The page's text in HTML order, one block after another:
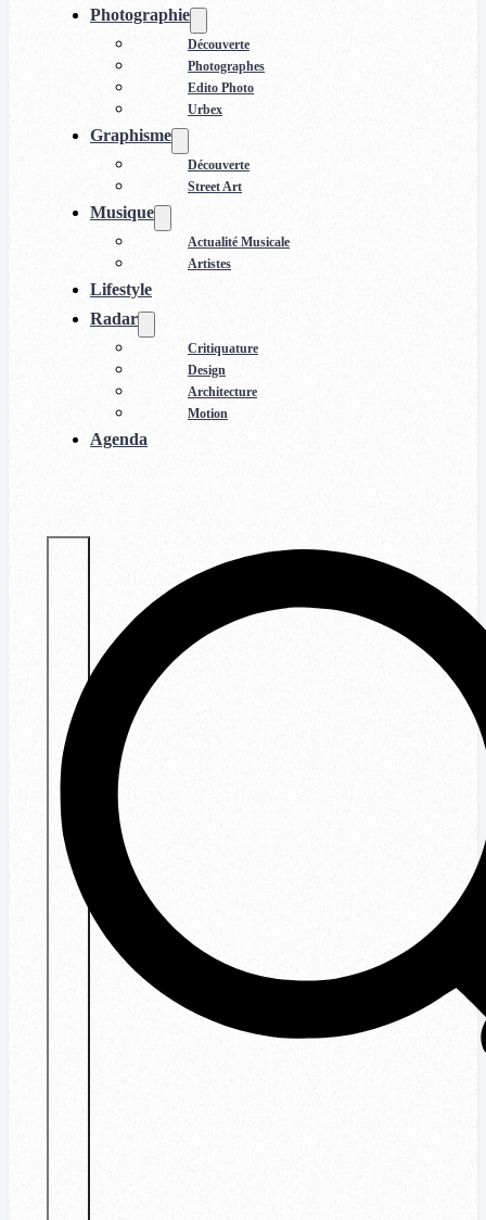
Photographie
Découverte
Photographes
Edito Photo
Urbex
Graphisme
Découverte
Street Art
Musique
Actualité Musicale
Artistes
Lifestyle
Radar
Critiquature
Design
Architecture
Motion
Agenda